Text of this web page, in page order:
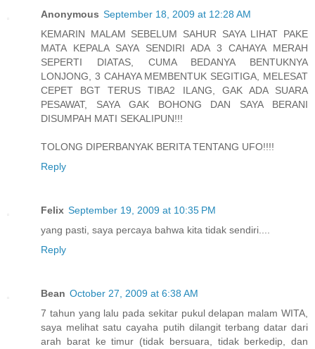
Anonymous September 18, 2009 at 12:28 AM
KEMARIN MALAM SEBELUM SAHUR SAYA LIHAT PAKE
MATA KEPALA SAYA SENDIRI ADA 3 CAHAYA MERAH
SEPERTI DIATAS, CUMA BEDANYA BENTUKNYA
LONJONG, 3 CAHAYA MEMBENTUK SEGITIGA, MELESAT
CEPET BGT TERUS TIBA2 ILANG, GAK ADA SUARA
PESAWAT, SAYA GAK BOHONG DAN SAYA BERANI
DISUMPAH MATI SEKALIPUN!!!
TOLONG DIPERBANYAK BERITA TENTANG UFO!!!!
Reply
Felix September 19, 2009 at 10:35 PM
yang pasti, saya percaya bahwa kita tidak sendiri....
Reply
Bean October 27, 2009 at 6:38 AM
7 tahun yang lalu pada sekitar pukul delapan malam WITA,
saya melihat satu cayaha putih dilangit terbang datar dari
arah barat ke timur (tidak bersuara, tidak berkedip, dan